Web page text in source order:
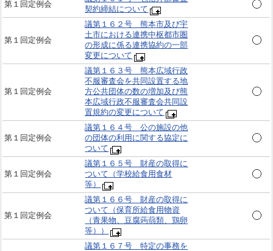
第１回定例会
契約締結について
第１回定例会
議第１６２号 熊本市及び宇
土市における連携中枢都市圏
の形成に係る連携協約の一部
変更について
第１回定例会
議第１６３号 熊本広域行政
不服審査会を共同設置する地
方公共団体の数の増加及び熊
本広域行政不服審査会共同設
置規約の変更について
第１回定例会
議第１６４号 公の施設の他
の団体の利用に関する協定に
ついて
第１回定例会
議第１６５号 財産の取得に
ついて（学校給食用食材
等）
第１回定例会
議第１６６号 財産の取得に
ついて（保育所給食用物資
（青果物、豆腐蒟蒻類、鶏卵
等））
議第１６７号 特定の事務を